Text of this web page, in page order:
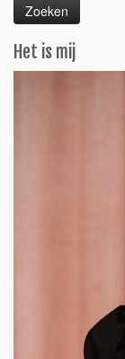
Het is mij